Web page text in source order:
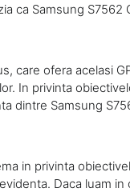
ca Samsung
care ofera acelasi
In privinta
dintre Samsung
in privinta
Daca luam